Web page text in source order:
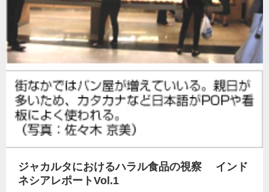
ジャカルタにおけるハラル食品の視察 インド
ネシアレポートVol.1